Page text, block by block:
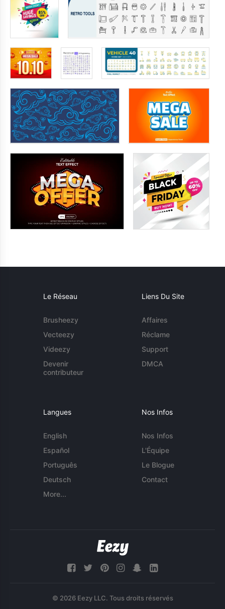
Le Réseau
Brusheezy
Vecteezy
Videezy
Devenir
contributeur
Liens Du Site
Affaires
Réclame
Support
DMCA
Langues
English
Español
Português
Deutsch
More...
Nos Infos
Nos Infos
L'Équipe
Le Blogue
Contact
© 2026 Eezy LLC. Tous droits réservés